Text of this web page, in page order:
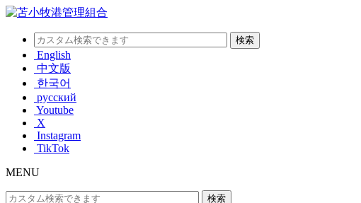
English
中文版
한국어
русский
Youtube
X
Instagram
TikTok
MENU